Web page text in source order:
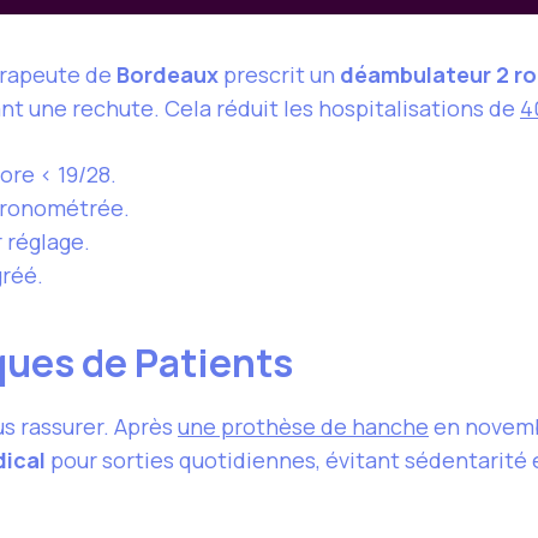
de Bordeaux prescrit un déambulateur 2
une rechute. Cela réduit les hospitalisations de
< 19/28.
de Patients
rassurer. Après une prothèse de hanche en
pour sorties quotidiennes, évitant sédentarité